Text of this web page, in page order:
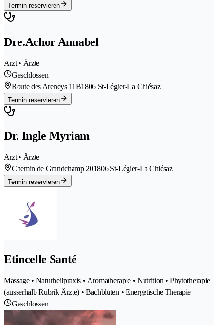
Termin reservieren
Dre.Achor Annabel
Arzt • Ärzte
Geschlossen
Route des Areneys 11B1806 St-Légier-La Chiésaz
Termin reservieren
Dr. Ingle Myriam
Arzt • Ärzte
Chemin de Grandchamp 201806 St-Légier-La Chiésaz
Termin reservieren
Etincelle Santé
Massage • Naturheilpraxis • Aromatherapie • Nutrition • Phytotherapie
(ausserhalb Rubrik Ärzte) • Bachblüten • Energetische Therapie
Geschlossen